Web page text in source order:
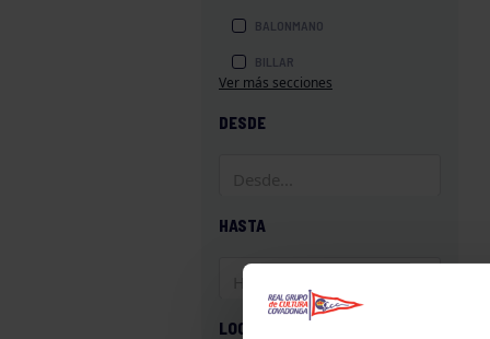
BALONMANO
BILLAR
BOXEO
GAM
Ver más secciones
DESDE
HASTA
LOCALIZACIÓN